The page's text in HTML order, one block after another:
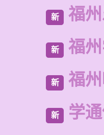
新 福
新 福
新 福
新 学